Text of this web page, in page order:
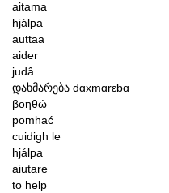
aitama
hjálpa
auttaa
aider
judâ
დახმარება dɑxmɑrɛbɑ
βοηθώ
pomhać
cuidigh le
hjálpa
aiutare
to help